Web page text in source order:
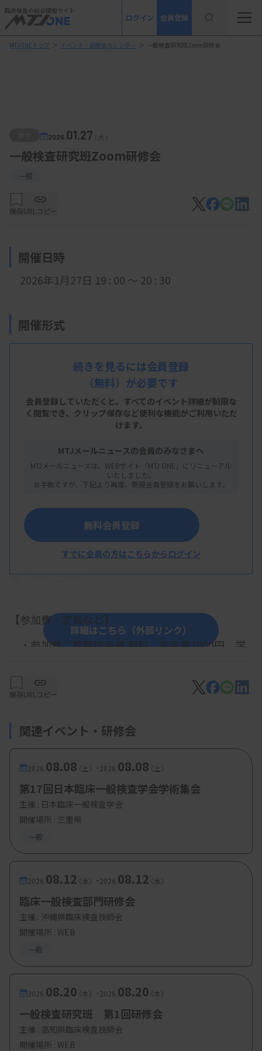
臨床検査の総合情報サイト
ログイン 会員登録
MTJONEトップ ＞ イベント・研修会カレンダー ＞ 一般検査研究班Zoom研修会
2026. 01.27（火）
一般検査研究班Zoom研修会
一般
保存URLコピー
開催日時
2026年1月27日 19 : 00 ～ 20 : 30
開催形式
LIVE配信
主 催
東京都臨床検査技師会
概 要
・講演：プロフェッショナルが解説 急速進行性糸
球体腎炎
湯村和子医師（東北医科薬科大学病院 腎
臓・高血圧内科）
【参加費・定員など】
・参加費：都臨技会員 無料、非会員1000円、学
詳細はこちら（外部リンク）
続きを見るには会員登録
（無料）が必要です
会員登録していただくと、すべてのイベント詳細が制限な
く閲覧でき、 クリップ保存など便利な機能がご利用いただ
けます。
MTJメールニュースの会員のみなさまへ
MTJメールニュースは、WEBサイト「MTJ ONE」にリニューアル
いたしました。
お手数ですが、下記より再度、新規会員登録をお願いします。
無料会員登録
すでに会員の方はこちらからログイン
保存URLコピー
関連イベント・研修会
2026. 08.08（土） -2026. 08.08（土）
第17回日本臨床一般検査学会学術集会
主催 : 日本臨床一般検査学会
開催場所 : 三重県
一般
2026. 08.12（水） -2026. 08.12（水）
臨床一般検査部門研修会
主催 : 沖縄県臨床検査技師会
開催場所 : WEB
一般
2026. 08.20（木） -2026. 08.20（木）
一般検査研究班 第1回研修会
主催 : 高知県臨床検査技師会
開催場所 : WEB